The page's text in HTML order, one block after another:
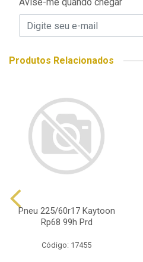
Produtos Relacionados
Pneu 225/60r17 Kaytoon
Rp68 99h Prd
Código: 17455